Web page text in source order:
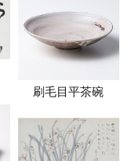
刷毛目平茶碗